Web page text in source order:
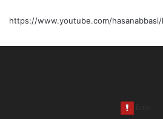
https://www.youtube.com/hasanabbasi/